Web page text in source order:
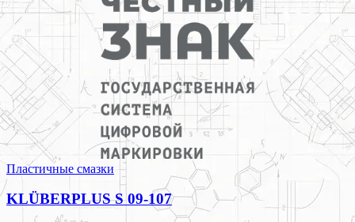
Пластичные смазки
KLÜBERPLUS S 09-107